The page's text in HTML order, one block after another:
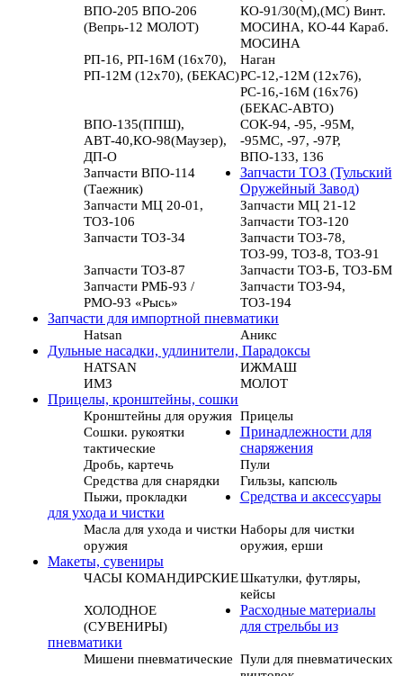
ВПО-205 ВПО-206
(Вепрь-12 МОЛОТ)
КО-91/30(М),(МС) Винт.
МОСИНА, КО-44 Караб.
МОСИНА
РП-16, РП-16М (16х70),
РП-12М (12х70), (БЕКАС)
Наган
РС-12,-12М (12х76),
РС-16,-16М (16х76)
(БЕКАС-АВТО)
ВПО-135(ППШ),
АВТ-40,КО-98(Маузер),
ДП-О
СОК-94, -95, -95М,
-95МС, -97, -97Р,
ВПО-133, 136
Запчасти ВПО-114
(Таежник)
Запчасти ТОЗ (Тульский
Оружейный Завод)
Запчасти МЦ 20-01,
ТОЗ-106
Запчасти МЦ 21-12
Запчасти ТОЗ-120
Запчасти ТОЗ-34
Запчасти ТОЗ-78,
ТОЗ-99, ТОЗ-8, ТОЗ-91
Запчасти ТОЗ-87
Запчасти ТОЗ-Б, ТОЗ-БМ
Запчасти РМБ-93 /
РМО-93 «Рысь»
Запчасти ТОЗ-94,
ТОЗ-194
Запчасти для импортной пневматики
Hatsan
Аникс
Дульные насадки, удлинители, Парадоксы
HATSAN
ИЖМАШ
ИМЗ
МОЛОТ
Прицелы, кронштейны, сошки
Кронштейны для оружия Прицелы
Сошки. рукоятки
тактические
Принадлежности для
снаряжения
Дробь, картечь
Пули
Средства для снарядки
Гильзы, капсюль
Пыжи, прокладки
Средства и аксессуары
для ухода и чистки
Масла для ухода и чистки
оружия
Наборы для чистки
оружия, ерши
Макеты, сувениры
ЧАСЫ КОМАНДИРСКИЕШкатулки, футляры,
кейсы
ХОЛОДНОЕ
(СУВЕНИРЫ)
Расходные материалы
для стрельбы из
пневматики
Мишени пневматические Пули для пневматических